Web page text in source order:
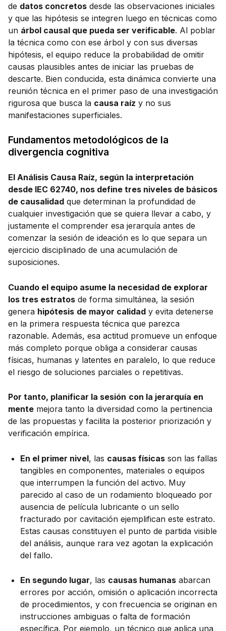
de datos concretos desde las observaciones iniciales
y que las hipótesis se integren luego en técnicas como
un árbol causal que pueda ser verificable. Al poblar
la técnica como con ese árbol y con sus diversas
hipótesis, el equipo reduce la probabilidad de omitir
causas plausibles antes de iniciar las pruebas de
descarte. Bien conducida, esta dinámica convierte una
reunión técnica en el primer paso de una investigación
rigurosa que busca la causa raíz y no sus
manifestaciones superficiales.
Fundamentos metodológicos de la
divergencia cognitiva
El Análisis Causa Raíz, según la interpretación
desde IEC 62740, nos define tres niveles de básicos
de causalidad que determinan la profundidad de
cualquier investigación que se quiera llevar a cabo, y
justamente el comprender esa jerarquía antes de
comenzar la sesión de ideación es lo que separa un
ejercicio disciplinado de una acumulación de
suposiciones.
Cuando el equipo asume la necesidad de explorar
los tres estratos de forma simultánea, la sesión
genera hipótesis de mayor calidad y evita detenerse
en la primera respuesta técnica que parezca
razonable. Además, esa actitud promueve un enfoque
más completo porque obliga a considerar causas
físicas, humanas y latentes en paralelo, lo que reduce
el riesgo de soluciones parciales o repetitivas.
Por tanto, planificar la sesión con la jerarquía en
mente mejora tanto la diversidad como la pertinencia
de las propuestas y facilita la posterior priorización y
verificación empírica.
En el primer nivel, las causas físicas son las fallas
tangibles en componentes, materiales o equipos
que interrumpen la función del activo. Muy
parecido al caso de un rodamiento bloqueado por
ausencia de película lubricante o un sello
fracturado por cavitación ejemplifican este estrato.
Estas causas constituyen el punto de partida visible
del análisis, aunque rara vez agotan la explicación
del fallo.
En segundo lugar, las causas humanas abarcan
errores por acción, omisión o aplicación incorrecta
de procedimientos, y con frecuencia se originan en
instrucciones ambiguas o falta de formación
específica. Por ejemplo, un técnico que aplica una